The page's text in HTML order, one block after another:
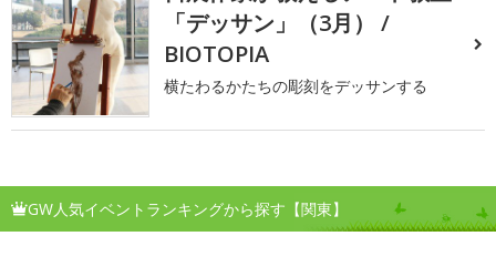
「デッサン」（3月） /
BIOTOPIA
横たわるかたちの彫刻をデッサンする
GW人気イベントランキングから探す【関東】